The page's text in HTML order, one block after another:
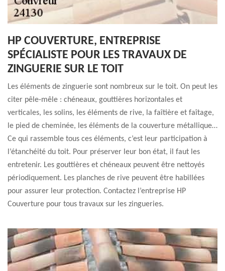
HP COUVERTURE, ENTREPRISE
SPÉCIALISTE POUR LES TRAVAUX DE
ZINGUERIE SUR LE TOIT
Les éléments de zinguerie sont nombreux sur le toit. On peut les
citer pêle-mêle : chéneaux, gouttières horizontales et
verticales, les solins, les éléments de rive, la faîtière et faîtage,
le pied de cheminée, les éléments de la couverture métallique…
Ce qui rassemble tous ces éléments, c’est leur participation à
l’étanchéité du toit. Pour préserver leur bon état, il faut les
entretenir. Les gouttières et chéneaux peuvent être nettoyés
périodiquement. Les planches de rive peuvent être habillées
pour assurer leur protection. Contactez l’entreprise HP
Couverture pour tous travaux sur les zingueries.